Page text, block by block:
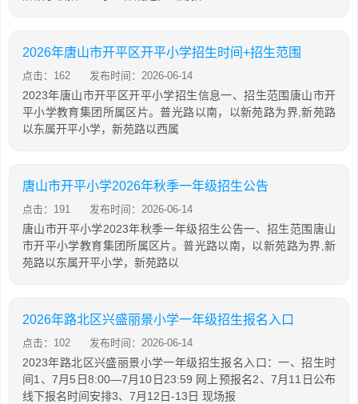
2026年唐山市开平区开平小学招生时间+招生范围
点击：162 发布时间：2026-06-14
2023年唐山市开平区开平小学招生信息一、招生范围唐山市开
平小学教育集团所属区片。普光路以南，以新苑路为界,新苑路
以东属开平小学，新苑路以西属
唐山市开平小学2026年秋季一年级招生公告
点击：191 发布时间：2026-06-14
唐山市开平小学2023年秋季一年级招生公告一、招生范围唐山
市开平小学教育集团所属区片。普光路以南，以新苑路为界,新
苑路以东属开平小学，新苑路以
2026年路北区兴盛丽景小学一年级招生报名入口
点击：102 发布时间：2026-06-14
2023年路北区兴盛丽景小学一年级招生报名入口：一、招生时
间1、7月5日8:00—7月10日23:59 网上预报名2、7月11日公布
线下报名时间安排3、7月12日-13日 现场报